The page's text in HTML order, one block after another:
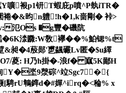
嚝裉p1钘T蝦庇p噴^P埶iTR�
裷�&昀n軆!h�1,k啬剛� 裃>
氾Os �g豐�磯阬
渁覹:W敎襷� �%鮊锶%t
昶�4蒑郧'乶飊礹Lv匿�$u繹
葼: H乃h掛�-浪f� 寙5K鄙H
洵Y�埊9漀碂^竝Sgc7�{
騁rU鶽鎨d�#嬋^irq�<稐% x